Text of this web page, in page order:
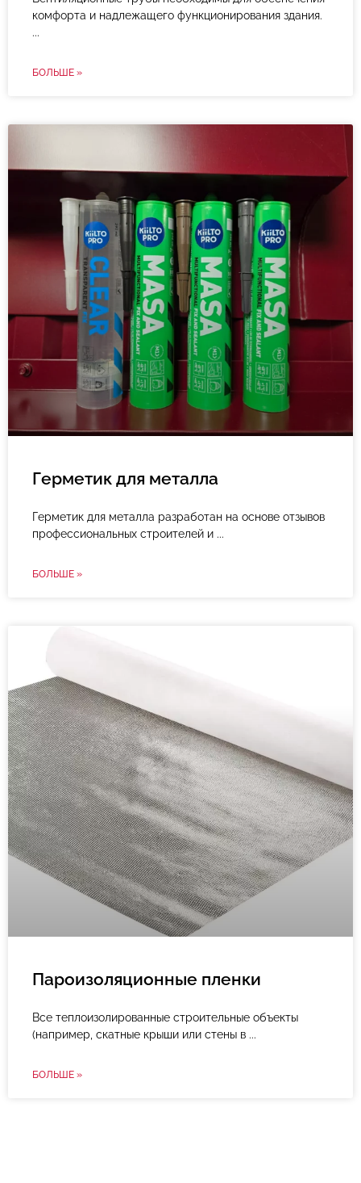
комфорта и надлежащего функционирования здания.
БОЛЬШЕ »
Герметик для металла
Герметик для металла разработан на основе отзывов
профессиональных строителей и
БОЛЬШЕ »
Пароизоляционные пленки
Все теплоизолированные строительные объекты
(например, скатные крыши или стены в
БОЛЬШЕ »